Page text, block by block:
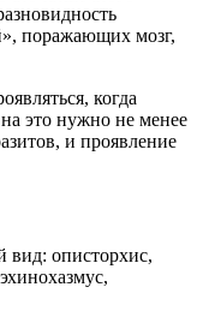
поражающих мозг,
когда
это нужно не менее
и проявление
вид: описторхис,